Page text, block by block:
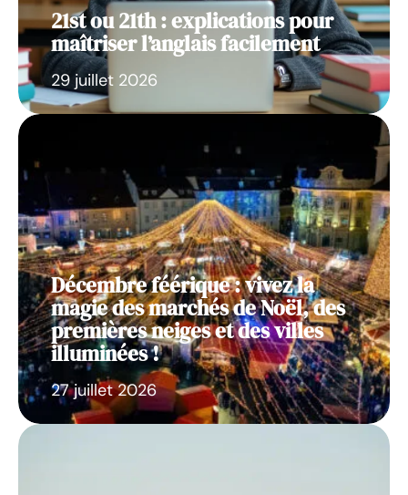
21st ou 21th : explications pour
maîtriser l’anglais facilement
29 juillet 2026
Décembre féérique : vivez la
magie des marchés de Noël, des
premières neiges et des villes
illuminées !
27 juillet 2026